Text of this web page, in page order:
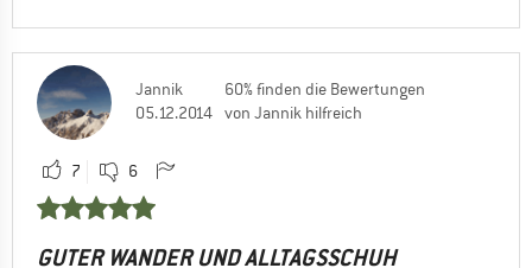
Jannik
05.12.2014
60% finden die Bewertungen
von Jannik hilfreich
7 6
GUTER WANDER UND ALLTAGSSCHUH